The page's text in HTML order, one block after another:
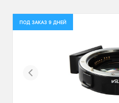
ПОД ЗАКАЗ 9 ДНЕЙ
Previous